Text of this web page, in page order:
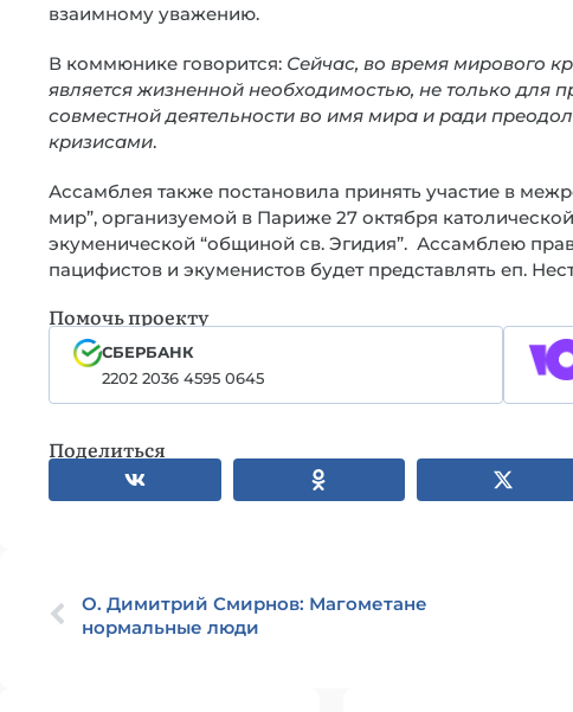
взаимному уважению.
В коммюнике говорится: Сейчас, во время мирового
является жизненной необходимостью, не только для
совместной деятельности во имя мира и ради
кризисами.
Ассамблея также постановила принять участие в
мир”, организуемой в Париже 27 октября
экуменической “общиной св. Эгидия”. Ассамблею
пацифистов и экуменистов будет представлять еп.
Помочь проекту
СБЕРБАНК
2202 2036 4595 0645
Поделиться
О. Димитрий Смирнов: Магометане
нормальные люди